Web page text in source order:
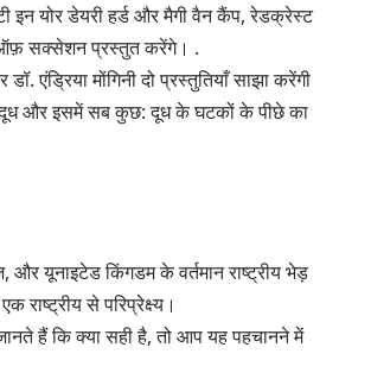
इन योर डेयरी हर्ड और मैगी वैन कैंप, रेडक्रेस्ट
ऑफ़ सक्सेशन प्रस्तुत करेंगे। .
एंड्रिया मोंगिनी दो प्रस्तुतियाँ साझा करेंगी
दूध और इसमें सब कुछ: दूध के घटकों के पीछे का
यूनाइटेड किंगडम के वर्तमान राष्ट्रीय भेड़
राष्ट्रीय से परिप्रेक्ष्य।
हैं कि क्या सही है, तो आप यह पहचानने में